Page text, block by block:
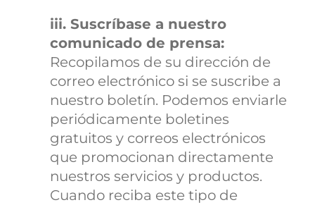
iii. Suscríbase a nuestro
comunicado de prensa:
Recopilamos de su dirección de
correo electrónico si se suscribe a
nuestro boletín. Podemos enviarle
periódicamente boletines
gratuitos y correos electrónicos
que promocionan directamente
nuestros servicios y productos.
Cuando reciba este tipo de